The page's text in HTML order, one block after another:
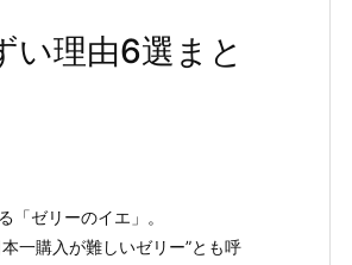
い理由6選まと
「ゼリーのイエ」。
一購入が難しいゼリー”とも呼